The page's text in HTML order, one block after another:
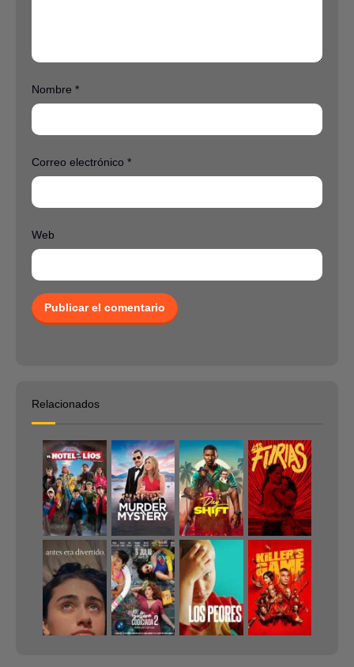
Nombre *
Correo electrónico *
Web
Relacionados